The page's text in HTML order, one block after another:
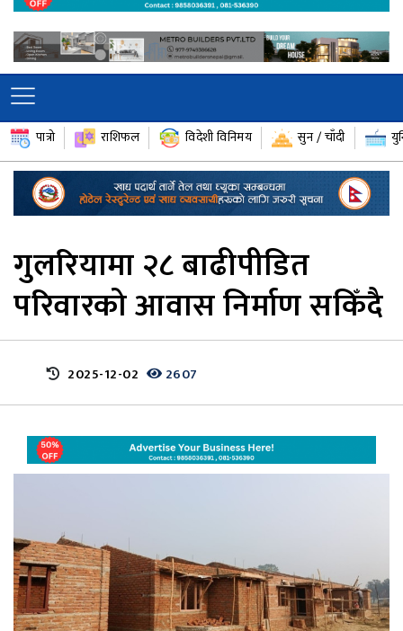
पात्रो राशिफल विदेशी विनिमय सुन / चाँदी
गुलरियामा २८ बाढीपीडित
परिवारको आवास निर्माण सकिँदै
2025-12-02 2607